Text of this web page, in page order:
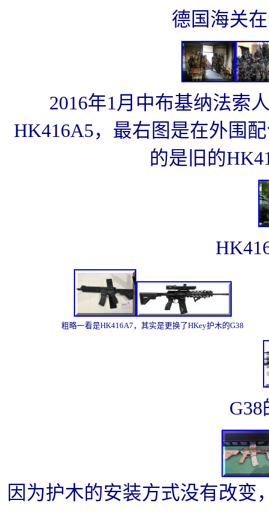
德国海关
2016年1月中布基纳法索
HK416A5，最右图是在外围
的是旧的
粗略一看是HK416A7，其实是更换了HKey护木的G38
因为护木的安装方式没有改变